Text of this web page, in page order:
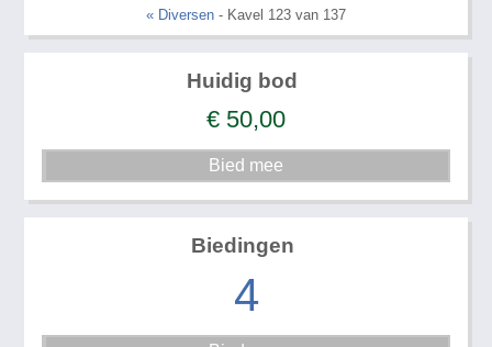
« Diversen - Kavel 123 van 137
Huidig bod
€ 50,00
Biedingen
4